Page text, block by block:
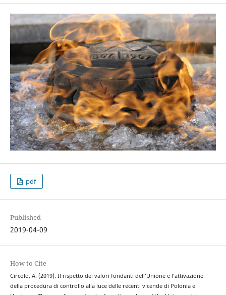
pdf
Published
2019-04-09
How to Cite
Circolo, A. (2019). Il rispetto dei valori fondanti dell’Unione e l’attivazione
della procedura di controllo alla luce delle recenti vicende di Polonia e